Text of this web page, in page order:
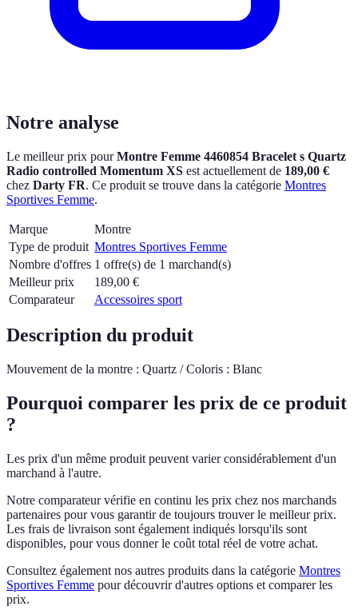
Notre analyse
Le meilleur prix pourMontre Femme 4460854 Bracelet s Quartz
Radio controlled Momentum XS est actuellement de 189,00 €
chez Darty FR. Ce produit se trouve dans la catégorie Montres
Sportives Femme.
Marque
Montre
Type de produit Montres Sportives Femme
Nombre d'offres 1 offre(s) de 1 marchand(s)
Meilleur prix
189,00 €
Comparateur
Accessoires sport
Description du produit
Mouvement de la montre : Quartz / Coloris : Blanc
Pourquoi comparer les prix de ce produit
?
Les prix d'un même produit peuvent varier considérablement d'un
marchand à l'autre.
Notre comparateur vérifie en continu les prix chez nos marchands
partenaires pour vous garantir de toujours trouver le meilleur prix.
Les frais de livraison sont également indiqués lorsqu'ils sont
disponibles, pour vous donner le coût total réel de votre achat.
Consultez également nos autres produits dans la catégorie Montres
Sportives Femme pour découvrir d'autres options et comparer les
prix.